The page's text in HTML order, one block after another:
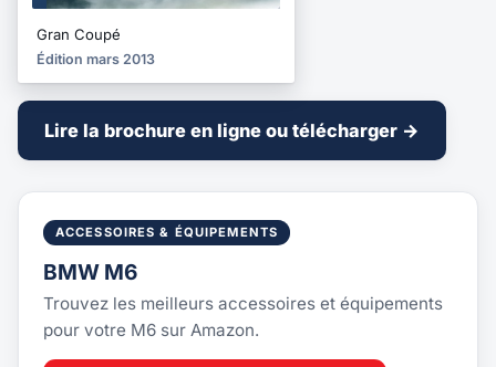
Gran Coupé
Édition mars 2013
Lire la brochure en ligne ou télécharger →
ACCESSOIRES & ÉQUIPEMENTS
BMW M6
Trouvez les meilleurs accessoires et équipements
pour votre M6 sur Amazon.